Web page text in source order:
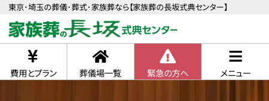
東京･埼玉の葬儀･葬式･家族葬なら【家族葬の長坂式典センター】
費用とプラン 葬儀場一覧 緊急の方へ メニュー